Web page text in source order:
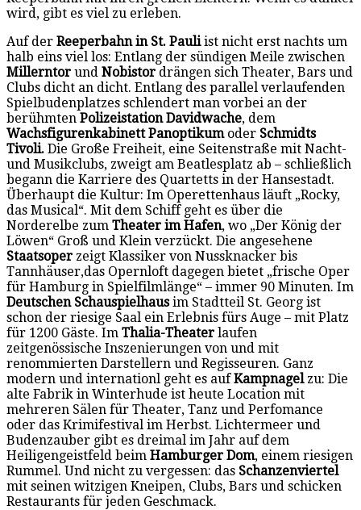
wird, gibt es viel zu erleben.
Auf der Reeperbahn in St. Pauliist nicht erst nachts um
halb eins viel los: Entlang der sündigen Meile zwischen
Millerntor und Nobistor drängen sich Theater, Bars und
Clubs dicht an dicht. Entlang des parallel verlaufenden
Spielbudenplatzes schlendert man vorbei an der
berühmten Polizeistation Davidwache, dem
Wachsfigurenkabinett Panoptikumoder Schmidts
Tivoli. Die Große Freiheit, eine Seitenstraße mit Nacht-
und Musikclubs, zweigt am Beatlesplatz ab – schließlich
begann die Karriere des Quartetts in der Hansestadt.
Überhaupt die Kultur: Im Operettenhaus läuft „Rocky,
das Musical“. Mit dem Schiff geht es über die
Norderelbe zum Theater im Hafen, wo „Der König der
Löwen“ Groß und Klein verzückt. Die angesehene
Staatsoper zeigt Klassiker von Nussknacker bis
Tannhäuser,das Opernloft dagegen bietet „frische Oper
für Hamburg in Spielfilmlänge“ – immer 90 Minuten. Im
Deutschen Schauspielhausim Stadtteil St. Georg ist
schon der riesige Saal ein Erlebnis fürs Auge – mit Platz
für 1200 Gäste. Im Thalia-Theater laufen
zeitgenössische Inszenierungen von und mit
renommierten Darstellern und Regisseuren. Ganz
modern und internationl geht es aufKampnagelzu: Die
alte Fabrik in Winterhude ist heute Location mit
mehreren Sälen für Theater, Tanz und Perfomance
oder das Krimifestival im Herbst. Lichtermeer und
Budenzauber gibt es dreimal im Jahr auf dem
Heiligengeistfeld beim Hamburger Dom, einem riesigen
Rummel. Und nicht zu vergessen: das Schanzenviertel
mit seinen witzigen Kneipen, Clubs, Bars und schicken
Restaurants für jeden Geschmack.